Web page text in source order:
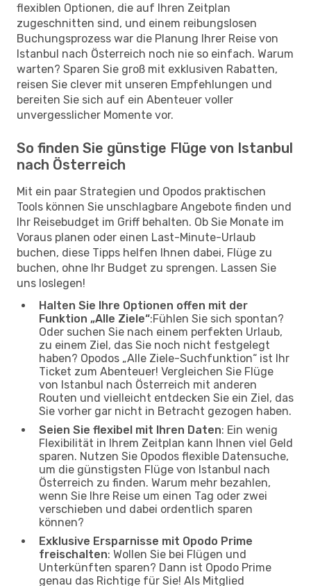
flexiblen Optionen, die auf Ihren Zeitplan
zugeschnitten sind, und einem reibungslosen
Buchungsprozess war die Planung Ihrer Reise von
Istanbul nach Österreich noch nie so einfach. Warum
warten? Sparen Sie groß mit exklusiven Rabatten,
reisen Sie clever mit unseren Empfehlungen und
bereiten Sie sich auf ein Abenteuer voller
unvergesslicher Momente vor.
So finden Sie günstige Flüge von Istanbul
nach Österreich
Mit ein paar Strategien und Opodos praktischen
Tools können Sie unschlagbare Angebote finden und
Ihr Reisebudget im Griff behalten. Ob Sie Monate im
Voraus planen oder einen Last-Minute-Urlaub
buchen, diese Tipps helfen Ihnen dabei, Flüge zu
buchen, ohne Ihr Budget zu sprengen. Lassen Sie
uns loslegen!
Halten Sie Ihre Optionen offen mit der
Funktion „Alle Ziele“:Fühlen Sie sich spontan?
Oder suchen Sie nach einem perfekten Urlaub,
zu einem Ziel, das Sie noch nicht festgelegt
haben? Opodos „Alle Ziele-Suchfunktion“ ist Ihr
Ticket zum Abenteuer! Vergleichen Sie Flüge
von Istanbul nach Österreich mit anderen
Routen und vielleicht entdecken Sie ein Ziel, das
Sie vorher gar nicht in Betracht gezogen haben.
Seien Sie flexibel mit Ihren Daten: Ein wenig
Flexibilität in Ihrem Zeitplan kann Ihnen viel Geld
sparen. Nutzen Sie Opodos flexible Datensuche,
um die günstigsten Flüge von Istanbul nach
Österreich zu finden. Warum mehr bezahlen,
wenn Sie Ihre Reise um einen Tag oder zwei
verschieben und dabei ordentlich sparen
können?
Exklusive Ersparnisse mit Opodo Prime
freischalten: Wollen Sie bei Flügen und
Unterkünften sparen? Dann ist Opodo Prime
genau das Richtige für Sie! Als Mitglied